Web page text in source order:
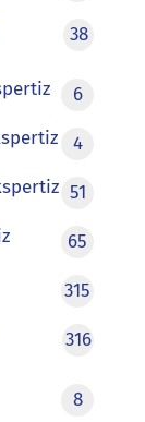
38
6
4
51
65
315
316
8